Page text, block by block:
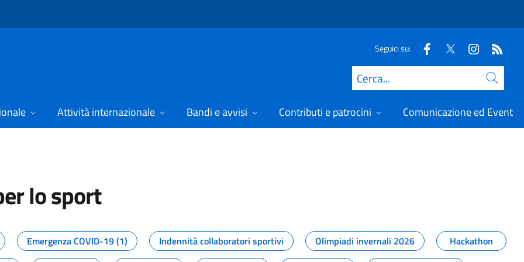
Seguici su:
Cerca
Attività internazionale Bandi e avvisi Contributi e patrocini Comunicazione ed Eventi
lo sport
dal Dipartimento per lo sport
Emergenza COVID-19 (1) Indennità collaboratori sportivi Olimpiadi invernali 2026
Hackathon